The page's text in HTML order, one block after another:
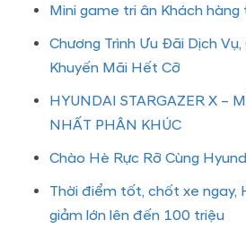
Mini game tri ân Khách
Chương Trình Ưu Đãi Dịch
Khuyến Mãi Hết Cỡ
HYUNDAI STARGAZER X –
NHẤT PHÂN KHÚC
Chào Hè Rực Rỡ Cùng
Thời điểm tốt, chốt xe ngay,
giảm lớn lên đến 100 triệu